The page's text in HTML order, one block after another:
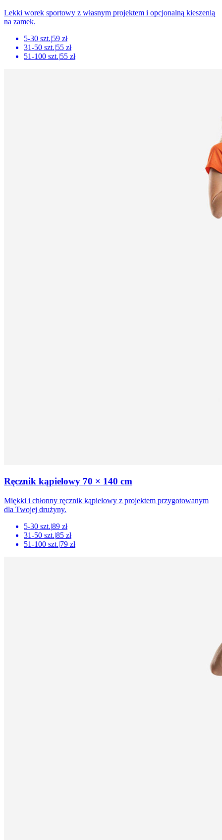
Lekki worek sportowy z własnym projektem i opcjonalną kieszenią
na zamek.
5-30 szt.|59 zł
31-50 szt.|55 zł
51-100 szt.|55 zł
Ręcznik kąpielowy 70 × 140 cm
Miękki i chłonny ręcznik kąpielowy z projektem przygotowanym
dla Twojej drużyny.
5-30 szt.|89 zł
31-50 szt.|85 zł
51-100 szt.|79 zł